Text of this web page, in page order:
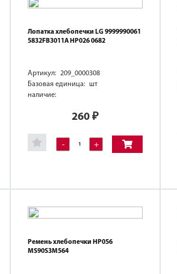
Лопатка хлебопечки LG 9999990061
5832FB3011А HP026 0682
Артикул: 209_0000308
Базовая единица: шт
наличие:
260 ₽
- +
Ремень хлебопечки HP056
MS90S3M564